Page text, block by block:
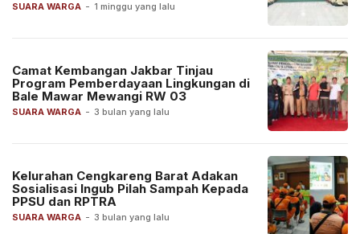
SUARA WARGA - 1 minggu yang lalu
SUARA WARGA - 3 bulan yang lalu
Camat Kembangan Jakbar Tinjau
Program Pemberdayaan Lingkungan di
Bale Mawar Mewangi RW 03
SUARA WARGA - 3 bulan yang lalu
Kelurahan Cengkareng Barat Adakan
Sosialisasi Ingub Pilah Sampah Kepada
PPSU dan RPTRA